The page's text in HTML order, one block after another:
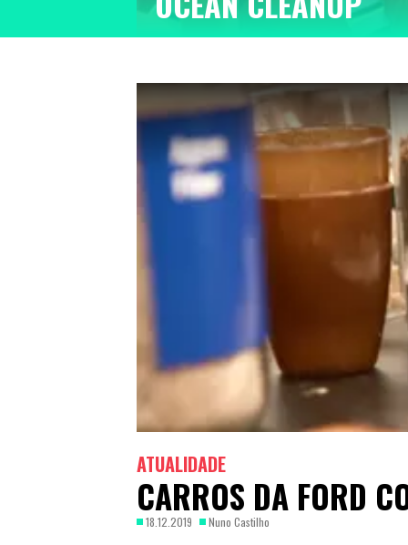
ATUALIDADE
CARROS DA FORD
18.12.2019 Nuno Castilho